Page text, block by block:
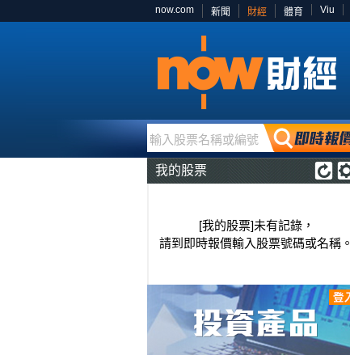
now.com 新聞 財經 體育 Viu
輸入股票名稱或編號
我的股票
[我的股票]未有記錄，
請到即時報價輸入股票號碼或名稱。